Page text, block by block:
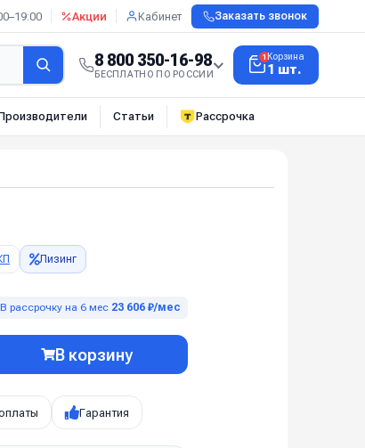
Акции Кабинет Заказать звонок
8 800 350-16-98
БЕСПЛАТНО ПО РОССИИ
1 Корзина
1 шт.
Статьи Рассрочка
Лизинг
В рассрочку на 6 мес 23 606 ₽/мес
В корзину
Гарантия